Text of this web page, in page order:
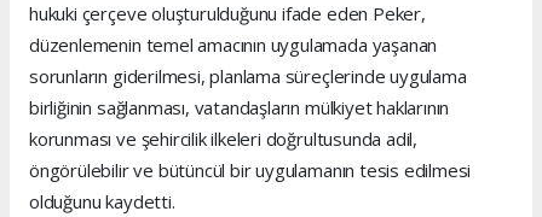
hukuki çerçeve oluşturulduğunu ifade eden Peker,
düzenlemenin temel amacının uygulamada yaşanan
sorunların giderilmesi, planlama süreçlerinde uygulama
birliğinin sağlanması, vatandaşların mülkiyet haklarının
korunması ve şehircilik ilkeleri doğrultusunda adil,
öngörülebilir ve bütüncül bir uygulamanın tesis edilmesi
olduğunu kaydetti.